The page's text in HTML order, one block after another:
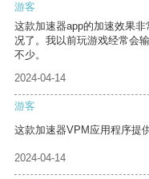
游客
这款加速器app的加速效果
况了。我以前玩游戏经常会
不少。
2024-04-14
游客
这款加速器VPM应用程序提
2024-04-14